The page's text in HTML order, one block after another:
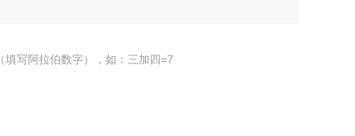
填写阿拉伯数字），如：三加四=7